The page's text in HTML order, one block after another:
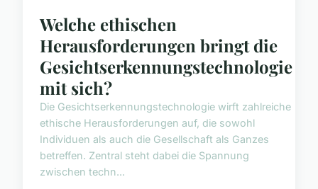
Welche ethischen
Herausforderungen bringt die
Gesichtserkennungstechnologie
mit sich?
Die Gesichtserkennungstechnologie wirft zahlreiche
ethische Herausforderungen auf, die sowohl
Individuen als auch die Gesellschaft als Ganzes
betreffen. Zentral steht dabei die Spannung
zwischen techn...